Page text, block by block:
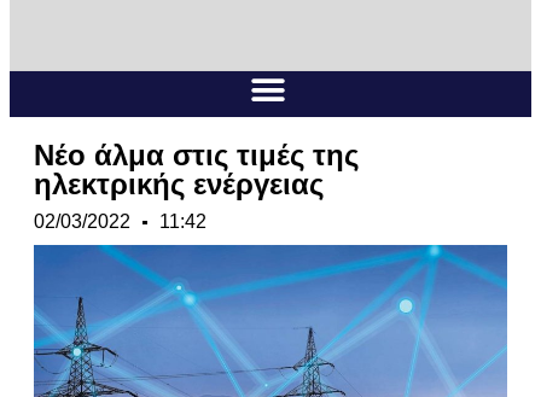
Νέο άλμα στις τιμές της
ηλεκτρικής ενέργειας
02/03/2022 11:42